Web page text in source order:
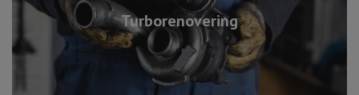
Turborenovering